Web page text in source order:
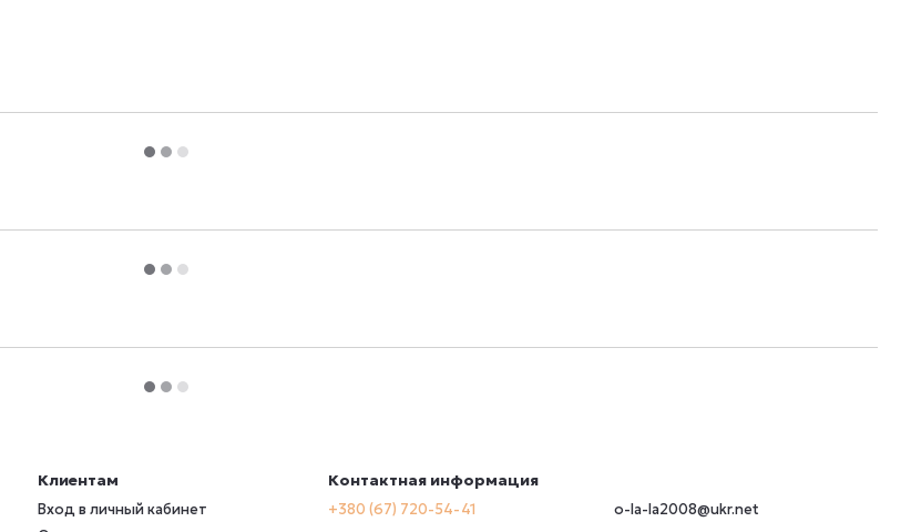
Клиентам
Вход в личный кабинет
Контактная информация
+380 (67) 720-54-41
o-la-la2008@ukr.net